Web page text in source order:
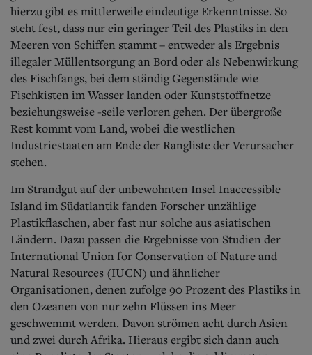
hierzu gibt es mittlerweile eindeutige Erkenntnisse. So
steht fest, dass nur ein geringer Teil des Plastiks in den
Meeren von Schiffen stammt – entweder als Ergebnis
illegaler Müllentsorgung an Bord oder als Nebenwirkung
des Fischfangs, bei dem ständig Gegenstände wie
Fischkisten im Wasser landen oder Kunststoffnetze
beziehungsweise -seile verloren gehen. Der übergroße
Rest kommt vom Land, wobei die westlichen
Industriestaaten am Ende der Rangliste der Verursacher
stehen.
Im Strandgut auf der unbewohnten Insel Inaccessible
Island im Südatlantik fanden Forscher unzählige
Plastikflaschen, aber fast nur solche aus asiatischen
Ländern. Dazu passen die Ergebnisse von Studien der
International Union for Conservation of Nature and
Natural Resources (IUCN) und ähnlicher
Organisationen, denen zufolge 90 Prozent des Plastiks in
den Ozeanen von nur zehn Flüssen ins Meer
geschwemmt werden. Davon strömen acht durch Asien
und zwei durch Afrika. Hieraus ergibt sich dann auch